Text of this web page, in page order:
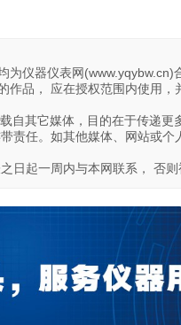
为仪器仪表网
作品， 应在授权范围内使用
其它媒体，目的在于传递更
责任。如其他媒体、网站或
起一周内与本网联系， 否则